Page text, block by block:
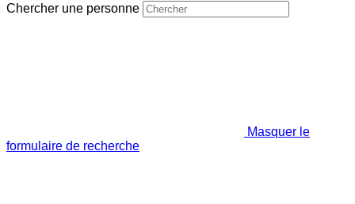
Chercher une personne
Masquer le
formulaire de recherche